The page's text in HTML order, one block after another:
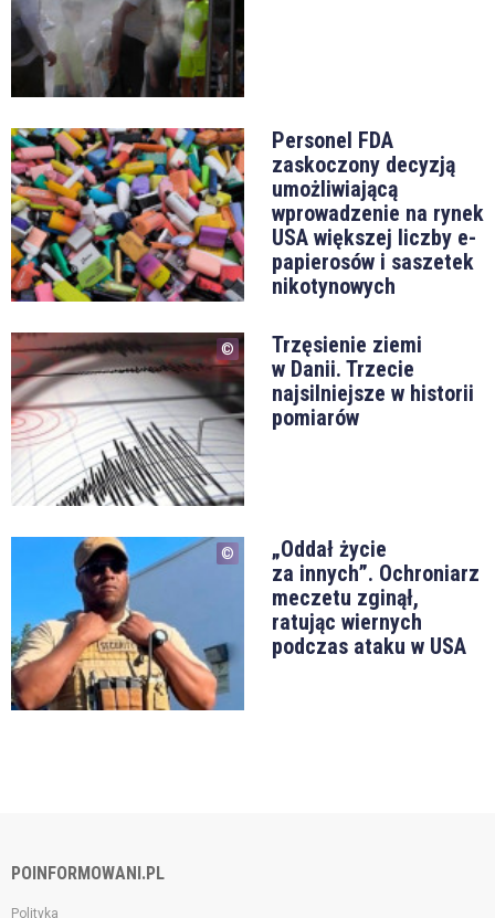
Personel FDA
zaskoczony decyzją
umożliwiającą
wprowadzenie na rynek
USA większej liczby e-
papierosów i saszetek
nikotynowych
Trzęsienie ziemi
w Danii. Trzecie
najsilniejsze w historii
pomiarów
„Oddał życie
za innych”. Ochroniarz
meczetu zginął,
ratując wiernych
podczas ataku w USA
POINFORMOWANI.PL
Polityka